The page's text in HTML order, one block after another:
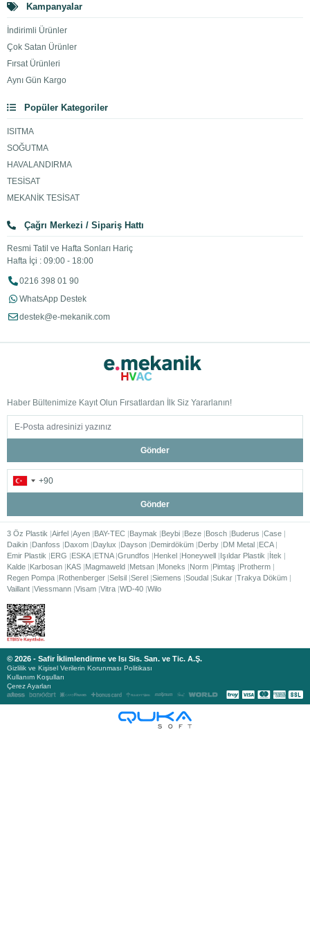
Kampanyalar
İndirimli Ürünler
Çok Satan Ürünler
Fırsat Ürünleri
Aynı Gün Kargo
Popüler Kategoriler
ISITMA
SOĞUTMA
HAVALANDIRMA
TESİSAT
MEKANİK TESİSAT
Çağrı Merkezi / Sipariş Hattı
Resmi Tatil ve Hafta Sonları Hariç
Hafta İçi : 09:00 - 18:00
0216 398 01 90
WhatsApp Destek
destek@e-mekanik.com
Haber Bültenimize Kayıt Olun Fırsatlardan İlk Siz Yararlanın!
Gönder
Gönder
3 Öz Plastik Airfel Ayen BAY-TEC Baymak Beybi Beze Bosch Buderus Case
Daikin Danfoss Daxom Daylux Dayson Demirdöküm Derby DM Metal ECA
Emir Plastik
ERG ESKA ETNA Grundfos Henkel Honeywell Işıldar Plastik
İtek
Kalde Karbosan KAS Magmaweld Metsan Moneks Norm Pimtaş
Protherm
Regen Pompa Rothenberger Selsil Serel Siemens Soudal Sukar Trakya Döküm
Vaillant Viessmann Visam Vitra WD-40 Wilo
© 2026 - Safir İklimlendirme ve Isı Sis. San. ve Tic. A.Ş.
Gizlilik ve Kişisel Verilerin Korunması Politikası
Kullanım Koşulları
Çerez Ayarları